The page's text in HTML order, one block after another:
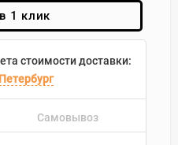
1 клик
стоимости доставки:
Самовывоз